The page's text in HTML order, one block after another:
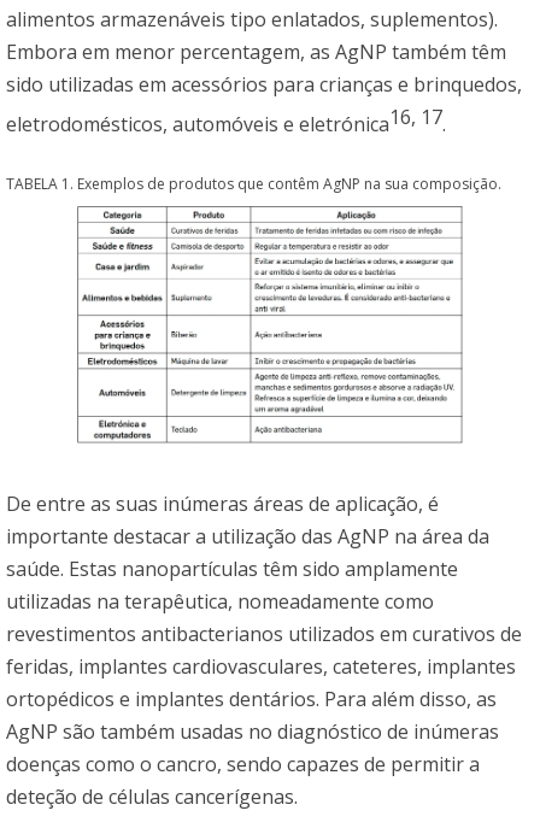
alimentos armazenáveis tipo enlatados, suplementos).
Embora em menor percentagem, as AgNP também têm
sido utilizadas em acessórios para crianças e brinquedos,
eletrodomésticos, automóveis e eletrónica16, 17.
TABELA 1. Exemplos de produtos que contêm AgNP na sua composição.
De entre as suas inúmeras áreas de aplicação, é
importante destacar a utilização das AgNP na área da
saúde. Estas nanopartículas têm sido amplamente
utilizadas na terapêutica, nomeadamente como
revestimentos antibacterianos utilizados em curativos de
feridas, implantes cardiovasculares, cateteres, implantes
ortopédicos e implantes dentários. Para além disso, as
AgNP são também usadas no diagnóstico de inúmeras
doenças como o cancro, sendo capazes de permitir a
deteção de células cancerígenas.